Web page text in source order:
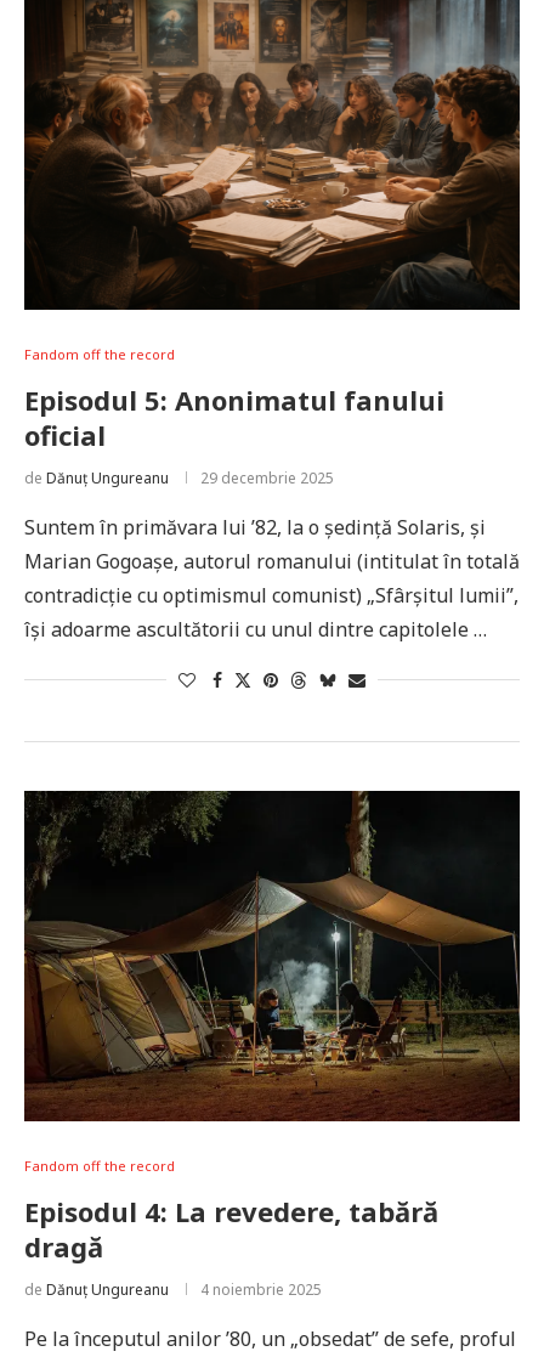
Fandom off the record
Episodul 5: Anonimatul fanului
oficial
de Dănuț Ungureanu 29 decembrie 2025
Suntem în primăvara lui ’82, la o ședință Solaris, și
Marian Gogoașe, autorul romanului (intitulat în totală
contradicție cu optimismul comunist) „Sfârșitul lumii”,
își adoarme ascultătorii cu unul dintre capitolele …
Fandom off the record
Episodul 4: La revedere, tabără
dragă
de Dănuț Ungureanu 4 noiembrie 2025
Pe la începutul anilor ’80, un „obsedat” de sefe, proful